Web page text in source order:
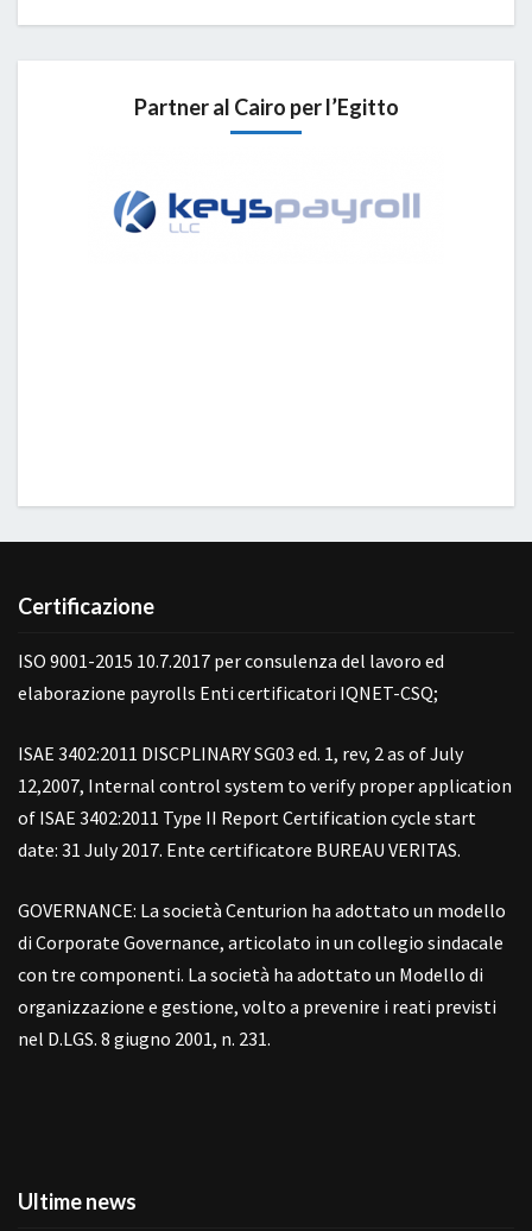
Partner al Cairo per l’Egitto
Certificazione
ISO 9001-2015 10.7.2017 per consulenza del lavoro ed
elaborazione payrolls Enti certificatori IQNET-CSQ;
ISAE 3402:2011 DISCPLINARY SG03 ed. 1, rev, 2 as of July
12,2007, Internal control system to verify proper application
of ISAE 3402:2011 Type II Report Certification cycle start
date: 31 July 2017. Ente certificatore BUREAU VERITAS.
GOVERNANCE: La società Centurion ha adottato un modello
di Corporate Governance, articolato in un collegio sindacale
con tre componenti. La società ha adottato un Modello di
organizzazione e gestione, volto a prevenire i reati previsti
nel D.LGS. 8 giugno 2001, n. 231.
Ultime news